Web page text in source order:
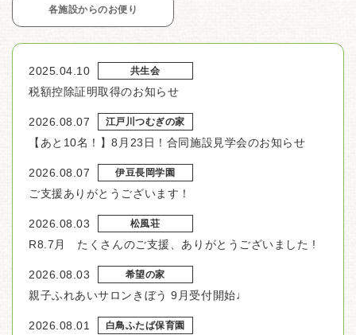
各施設からのお便り
2025.04.10 共生会
税額控除証明取得のお知らせ
2026.08.07 江戸川つむぎの家
【あと10名！】8月23日！合同施設見学会のお知らせ
2026.08.07 伊豆長岡学園
ご支援ありがとうございます！
2026.08.03 松風荘
R8.7月 たくさんのご支援、ありがとうございました !
2026.08.03 希望の家
親子ふれあいサロンきぼう 9月受付開始♩
2026.08.01 白鳥ふたば保育園